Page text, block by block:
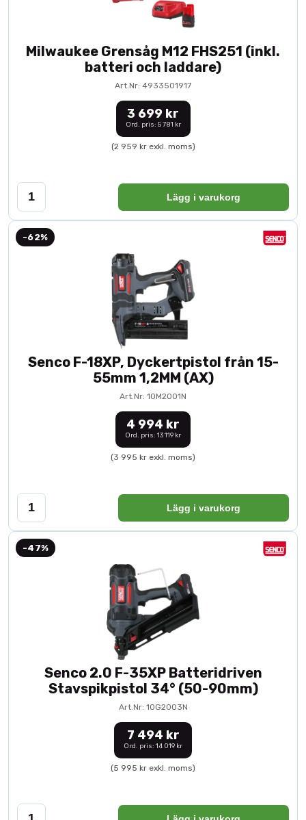
Milwaukee Grensåg M12 FHS251 (inkl.
batteri och laddare)
Art.Nr: 4933501917
3 699 kr
Ord. pris: 5 781 kr
(2 959 kr exkl. moms)
Lägg i varukorg
-62%
Senco F-18XP, Dyckertpistol från 15-
55mm 1,2MM (AX)
Art.Nr: 10M2001N
4 994 kr
Ord. pris: 13 119 kr
(3 995 kr exkl. moms)
Lägg i varukorg
-47%
Senco 2.0 F-35XP Batteridriven
Stavspikpistol 34° (50-90mm)
Art.Nr: 10G2003N
7 494 kr
Ord. pris: 14 019 kr
(5 995 kr exkl. moms)